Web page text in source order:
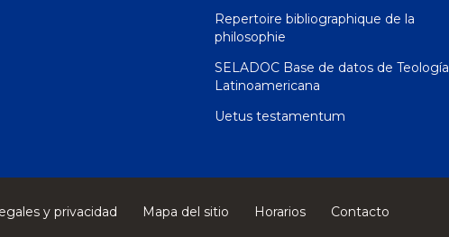
Repertoire bibliographique de la
philosophie
SELADOC Base de datos de Teología
Latinoamericana
Uetus testamentum
y privacidad Mapa del sitio Horarios
Contacto